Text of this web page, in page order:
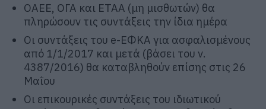
ΟΑΕΕ, ΟΓΑ και ΕΤΑΑ (μη μισθωτών) θα
πληρώσουν τις συντάξεις την ίδια ημέρα
Οι συντάξεις του e-ΕΦΚΑ για ασφαλισμένους
από 1/1/2017 και μετά (βάσει του ν.
4387/2016) θα καταβληθούν επίσης στις 26
Μαΐου
Οι επικουρικές συντάξεις του ιδιωτικού